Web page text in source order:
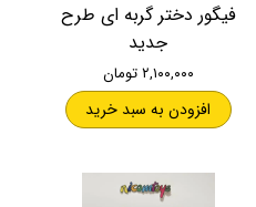
فیگور دختر گربه ای طرح
جدید
۲,۱۰۰,۰۰۰ تومان
افزودن به سبد خرید